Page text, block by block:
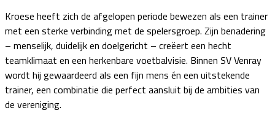
Kroese heeft zich de afgelopen periode bewezen als een trainer
met een sterke verbinding met de spelersgroep. Zijn benadering
– menselijk, duidelijk en doelgericht – creëert een hecht
teamklimaat en een herkenbare voetbalvisie. Binnen SV Venray
wordt hij gewaardeerd als een fijn mens én een uitstekende
trainer, een combinatie die perfect aansluit bij de ambities van
de vereniging.